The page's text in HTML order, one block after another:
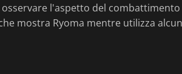
l'aspetto del combattimento
mostra Ryoma mentre utilizza